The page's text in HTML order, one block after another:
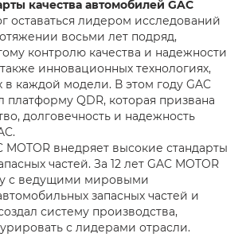
качества автомобилей GAC
оставаться лидером исследований
восьми лет подряд,
контролю качества и надежности
инновационных технологиях,
в каждой модели. В этом году GAC
платформу QDR, которая призвана
долговечность и надежность
MOTOR внедряет высокие стандарты
частей. За 12 лет GAC MOTOR
с ведущими мировыми
запасных частей и
систему производства,
с лидерами отрасли.